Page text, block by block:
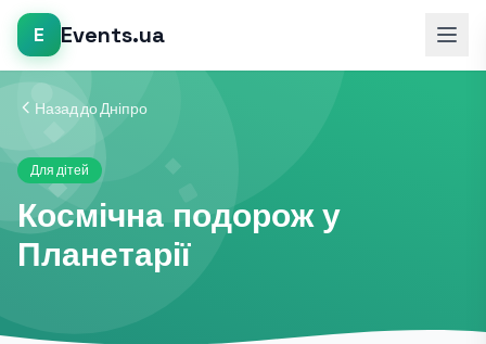
E Events.ua
Назад до Дніпро
Для дітей
Космічна подорож у
Планетарії